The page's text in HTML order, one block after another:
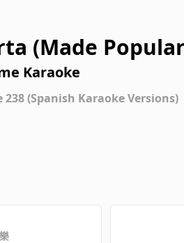
(Made
Version]
Karaoke
238 (Spanish Karaoke Versions)